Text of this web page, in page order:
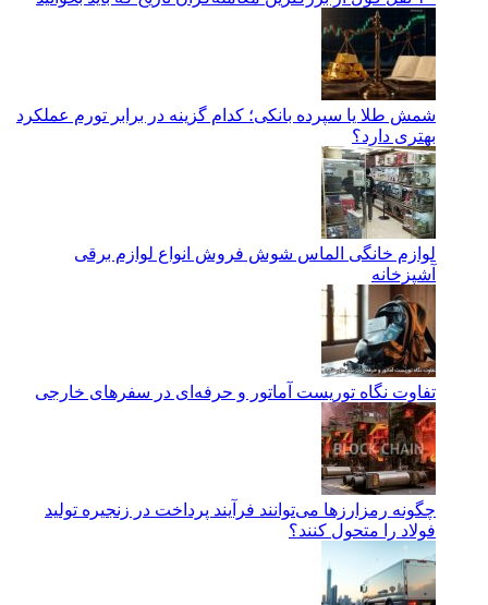
شمش طلا یا سپرده بانکی؛ کدام گزینه در برابر تورم عملکرد
بهتری دارد؟
لوازم خانگی الماس شوش فروش انواع لوازم برقی
آشپزخانه
تفاوت نگاه توریست آماتور و حرفه‌ای در سفرهای خارجی
چگونه رمزارزها می‌توانند فرآیند پرداخت در زنجیره تولید
فولاد را متحول کنند؟